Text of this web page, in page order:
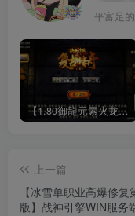
【1.80御龍元素火龙[摸摸登陆器]】战神引擎WIN服务端+GM工具+充值后台+双端+架设教程
上一篇
【冰雪单职业高爆修复
版】战神引擎WIN服务